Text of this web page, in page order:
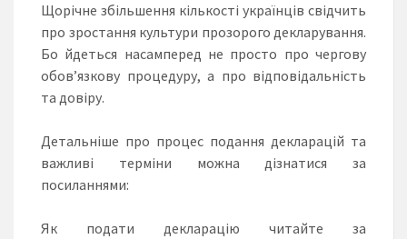
Щорічне збільшення кількості українців свідчить
про зростання культури прозорого декларування.
Бо йдеться насамперед не просто про чергову
обовʼязкову процедуру, а про відповідальність
та довіру.
Детальніше про процес подання декларацій та
важливі терміни можна дізнатися за
посиланнями:
Як подати декларацію читайте за